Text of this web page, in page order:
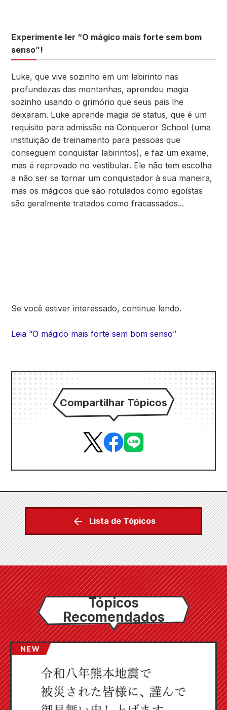
Experimente ler “O mágico mais forte sem bom
senso”!
Luke, que vive sozinho em um labirinto nas
profundezas das montanhas, aprendeu magia
sozinho usando o grimório que seus pais lhe
deixaram. Luke aprende magia de status, que é um
requisito para admissão na Conqueror School (uma
instituição de treinamento para pessoas que
conseguem conquistar labirintos), e faz um exame,
mas é reprovado no vestibular. Ele não tem escolha
a não ser se tornar um conquistador à sua maneira,
mas os mágicos que são rotulados como egoístas
são geralmente tratados como fracassados...
Se você estiver interessado, continue lendo.
Leia “O mágico mais forte sem bom senso”
Compartilhar Tópicos
Lista de Tópicos
Tópicos
Recomendados